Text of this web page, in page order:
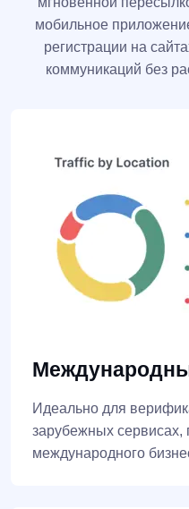
мобильное
регистрации на
коммуникаций без
Идеально для
зарубежных сервисах,
международного